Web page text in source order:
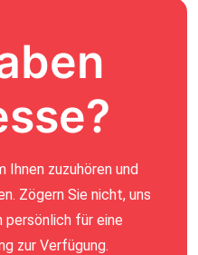
Ihnen zuzuhören und
Zögern Sie nicht, uns
persönlich für eine
zur Verfügung.